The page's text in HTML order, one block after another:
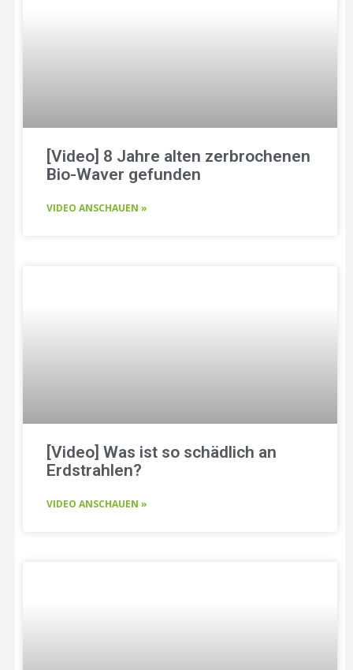
[Video] 8 Jahre alten zerbrochenen
Bio-Waver gefunden
VIDEO ANSCHAUEN »
[Video] Was ist so schädlich an
Erdstrahlen?
VIDEO ANSCHAUEN »